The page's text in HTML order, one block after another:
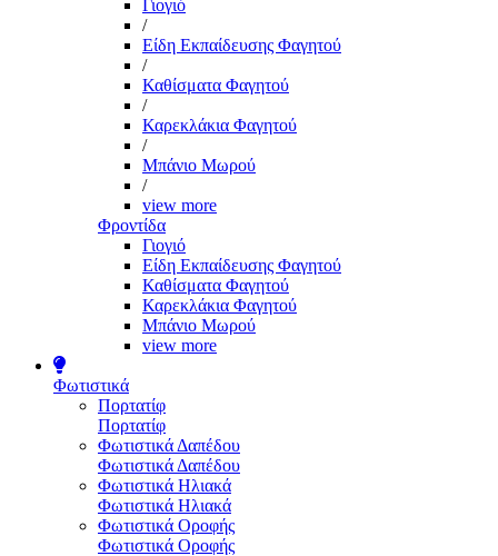
Γιογιό
/
Είδη Εκπαίδευσης Φαγητού
/
Καθίσματα Φαγητού
/
Καρεκλάκια Φαγητού
/
Μπάνιο Μωρού
/
view more
Φροντίδα
Γιογιό
Είδη Εκπαίδευσης Φαγητού
Καθίσματα Φαγητού
Καρεκλάκια Φαγητού
Μπάνιο Μωρού
view more
Φωτιστικά
Πορτατίφ
Πορτατίφ
Φωτιστικά Δαπέδου
Φωτιστικά Δαπέδου
Φωτιστικά Ηλιακά
Φωτιστικά Ηλιακά
Φωτιστικά Οροφής
Φωτιστικά Οροφής